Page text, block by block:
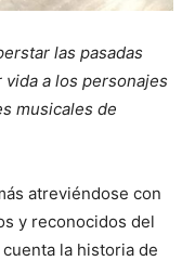
las pasadas
vida a los personajes
musicales de
atreviéndose con
y reconocidos del
la historia de